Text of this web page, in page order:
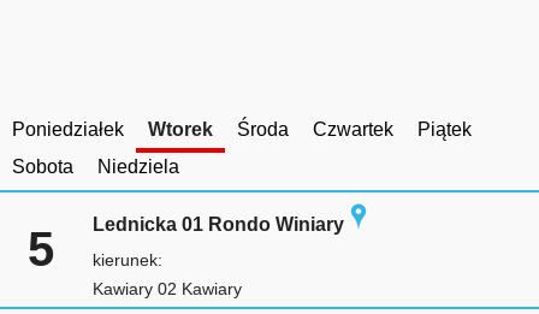
Poniedziałek Wtorek Środa Czwartek
Piątek
Sobota
Niedziela
5 Lednicka 01 Rondo Winiary
kierunek:
Kawiary 02 Kawiary